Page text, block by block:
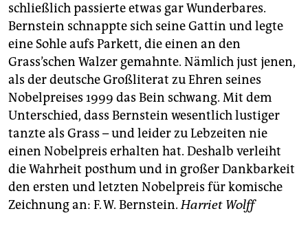
schließlich passierte etwas gar Wunderbares.
Bernstein schnappte sich seine Gattin und legte
eine Sohle aufs Parkett, die einen an den
Grass’schen Walzer gemahnte. Nämlich just jenen,
als der deutsche Großliterat zu Ehren seines
Nobelpreises 1999 das Bein schwang. Mit dem
Unterschied, dass Bernstein wesentlich lustiger
tanzte als Grass – und leider zu Lebzeiten nie
einen Nobelpreis erhalten hat. Deshalb verleiht
die Wahrheit posthum und in großer Dankbarkeit
den ersten und letzten Nobelpreis für komische
Zeichnung an: F. W. Bernstein.Harriet Wolff